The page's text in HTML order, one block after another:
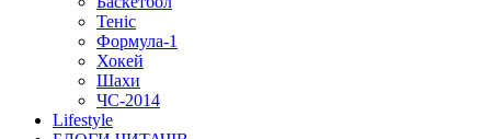
Теніс
Формула-1
Хокей
Шахи
ЧС-2014
Lifestyle